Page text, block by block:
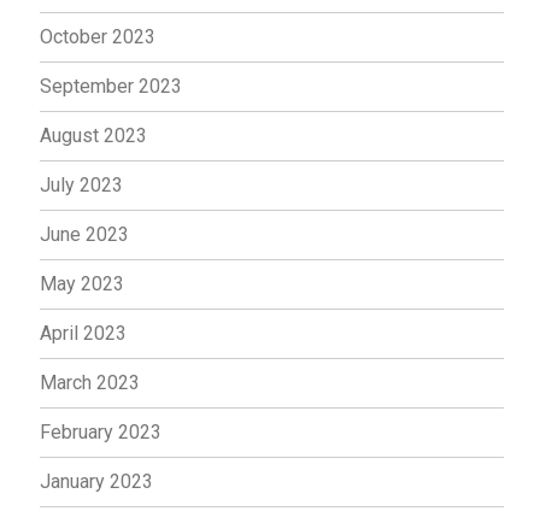
October 2023
September 2023
August 2023
July 2023
June 2023
May 2023
April 2023
March 2023
February 2023
January 2023